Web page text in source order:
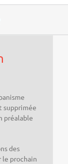
supprimée
préalable
des
prochain